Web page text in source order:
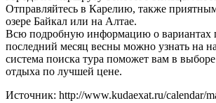
Отправляйтесь в Карелию, также
озере Байкал или на Алтае.
Всю подробную информацию о вариантах
последний месяц весны можно узнать на
система поиска тура поможет вам в
отдыха по лучшей цене.
Источник: http://www.kudaexat.ru/calendar/